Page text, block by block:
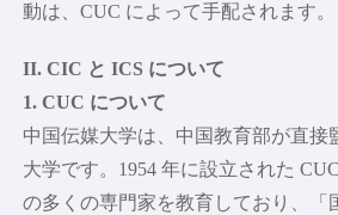
動は、CUC によって手配されます。
II. CIC と ICS について
1. CUC について
中国伝媒大学は、中国教育部が直接
大学です。1954 年に設立された
の多くの専門家を教育しており、「